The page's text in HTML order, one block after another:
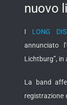
nuovo
I LONG
annunciato
Lichtburg”, in
La band
registrazione